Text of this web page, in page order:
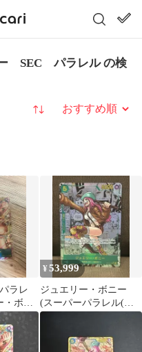
SEC パラレル の検
並び替え
ラレ
ボニ
ード
¥53,999
ジュエリー・ボニー
(スーパーパラレル(コ
ミパラ)) OP12-118